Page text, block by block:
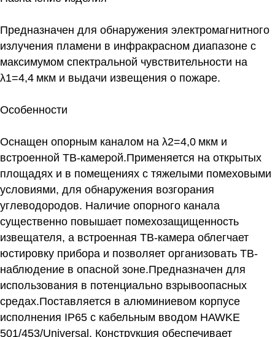
Предназначен для обнаружения электромагнитного
излучения пламени в инфракрасном диапазоне с
максимумом спектральной чувствительности на
λ1=4,4 мкм и выдачи извещения о пожаре.
Особенности
Оснащен опорным каналом на λ2=4,0 мкм и
встроенной ТВ-камерой.Применяется на открытых
площадях и в помещениях с тяжелыми помеховыми
условиями, для обнаружения возгорания
углеводородов. Наличие опорного канала
существенно повышает помехозащищенность
извещателя, а встроенная ТВ-камера облегчает
юстировку прибора и позволяет организовать ТВ-
наблюдение в опасной зоне.Предназначен для
использования в потенциально взрывоопасных
средах.Поставляется в алюминиевом корпусе
исполнения IP65 с кабельным вводом HAWKE
501/453/Universal. Конструкция обеспечивает